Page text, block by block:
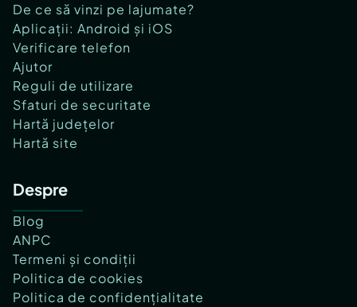
De ce să vinzi pe lajumate?
Aplicații: Android și iOS
Verificare telefon
Ajutor
Reguli de utilizare
Sfaturi de securitate
Hartă județelor
Hartă site
Despre
Blog
ANPC
Termeni și condiții
Politica de cookies
Politica de confidențialitate